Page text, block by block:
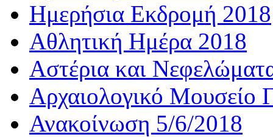
Ημερήσια Εκδρομή 2018
Αθλητική Ημέρα 2018
Αστέρια και
Αρχαιολογικό Μουσείο
Ανακοίνωση 5/6/2018